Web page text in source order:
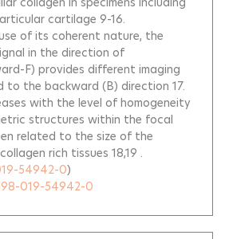
cartilage 9-16.
of its coherent nature, the
in the direction of
F) provides different imaging
to the backward (B) direction 17.
with the level of homogeneity
structures within the focal
related to the size of the
rich tissues 18,19 .
54942-0)
019-54942-0